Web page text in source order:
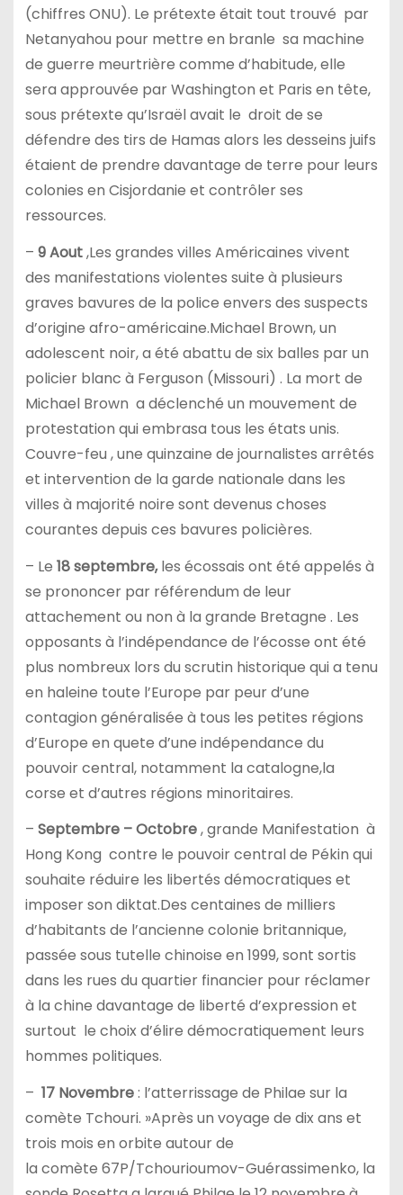
(chiffres ONU). Le prétexte était tout trouvé par
Netanyahou pour mettre en branle sa machine
de guerre meurtrière comme d’habitude, elle
sera approuvée par Washington et Paris en tête,
sous prétexte qu’Israël avait le droit de se
défendre des tirs de Hamas alors les desseins juifs
étaient de prendre davantage de terre pour leurs
colonies en Cisjordanie et contrôler ses
ressources.
– 9 Aout,Les grandes villes Américaines vivent
des manifestations violentes suite à plusieurs
graves bavures de la police envers des suspects
d’origine afro-américaine.Michael Brown, un
adolescent noir, a été abattu de six balles par un
policier blanc à Ferguson (Missouri) . La mort de
Michael Brown a déclenché un mouvement de
protestation qui embrasa tous les états unis.
Couvre-feu , une quinzaine de journalistes arrêtés
et intervention de la garde nationale dans les
villes à majorité noire sont devenus choses
courantes depuis ces bavures policières.
– Le 18 septembre,les écossais ont été appelés à
se prononcer par référendum de leur
attachement ou non à la grande Bretagne . Les
opposants à l’indépendance de l’écosse ont été
plus nombreux lors du scrutin historique qui a tenu
en haleine toute l’Europe par peur d’une
contagion généralisée à tous les petites régions
d’Europe en quete d’une indépendance du
pouvoir central, notamment la catalogne,la
corse et d’autres régions minoritaires.
– Septembre – Octobre, grande Manifestation à
Hong Kong contre le pouvoir central de Pékin qui
souhaite réduire les libertés démocratiques et
imposer son diktat.Des centaines de milliers
d’habitants de l’ancienne colonie britannique,
passée sous tutelle chinoise en 1999, sont sortis
dans les rues du quartier financier pour réclamer
à la chine davantage de liberté d’expression et
surtout le choix d’élire démocratiquement leurs
hommes politiques.
– 17 Novembre: l’atterrissage de Philae sur la
comète Tchouri. »Après un voyage de dix ans et
trois mois en orbite autour de
la comète 67P/Tchourioumov-Guérassimenko, la